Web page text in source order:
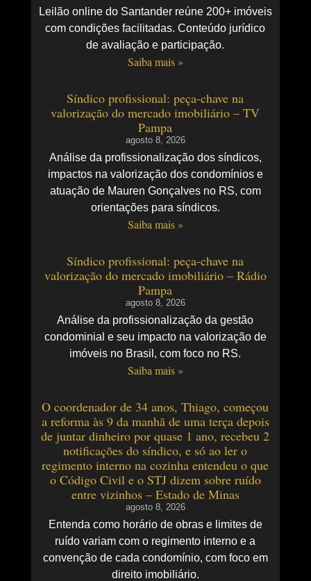
Leilão online do Santander reúne 200+ imóveis
com condições facilitadas. Conteúdo jurídico
de avaliação e participação.
Saiba mais »
Síndico profissional: peça-chave na
valorização do mercado imobiliário – TV
Pampa
agosto 8, 2026
Análise da profissionalização dos síndicos,
impactos na valorização dos condomínios e
atuação de Mauren Gonçalves no RS, com
orientações para síndicos.
Saiba mais »
Síndico profissional: peça-chave na
valorização do mercado imobiliário – Rádio
Pampa
agosto 8, 2026
Análise da profissionalização da gestão
condominial e seu impacto na valorização de
imóveis no Brasil, com foco no RS.
Saiba mais »
O coordenador de 34 anos, Thiago, começou
a reforma às 9 da manhã de uma terça depois
de juntar dinheiro por quase 1 ano, recebeu 2
notificações do síndico, e só ao ler o
regimento interno na cozinha entendeu o que
o Código Civil e o STJ dizem sobre ruído
entre vizinhos – Estado de Minas
agosto 8, 2026
Entenda como horário de obras e limites de
ruído variam com o regimento interno e a
convenção de cada condomínio, com foco em
direito imobiliário.